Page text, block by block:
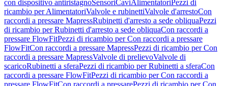
con dispositivo antiristagnoSensoriCaviAlimentatori Pezzi di
ricambio per AlimentatoriValvole e rubinettiValvole d'arrestoCon
raccordi a pressare MapressRubinetti d'arresto a sede obliquaPezzi
di ricambio per Rubinetti d'arresto a sede obliquaCon raccordi a
pressare FlowFitPezzi di ricambio per Con raccordi a pressare
FlowFitCon raccordi a pressare MapressPezzi di ricambio per Con
raccordi a pressare MapressValvole di prelievoValvole di
scaricoRubinetti a sferaPezzi di ricambio per Rubinetti a sferaCon
raccordi a pressare FlowFitPezzi di ricambio per Con raccordi a
pressare FlowFitCon raccordi a pressarePezzi di ricambio per Con